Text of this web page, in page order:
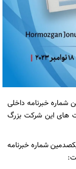
1402 یکصدمین شماره خبرنامه داخلی
های این شرکت بزرگ
شماره خبرنامه